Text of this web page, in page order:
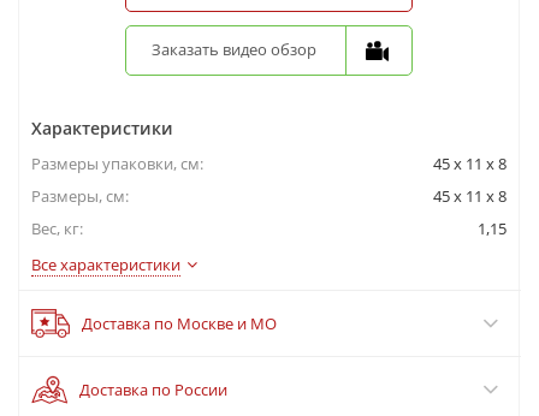
Заказать видео обзор
Характеристики
Размеры упаковки, cм:
45 x 11 x 8
Размеры, см:
45 x 11 x 8
Вес, кг:
1,15
Все характеристики
Доставка по Москве и МО
Доставка по России